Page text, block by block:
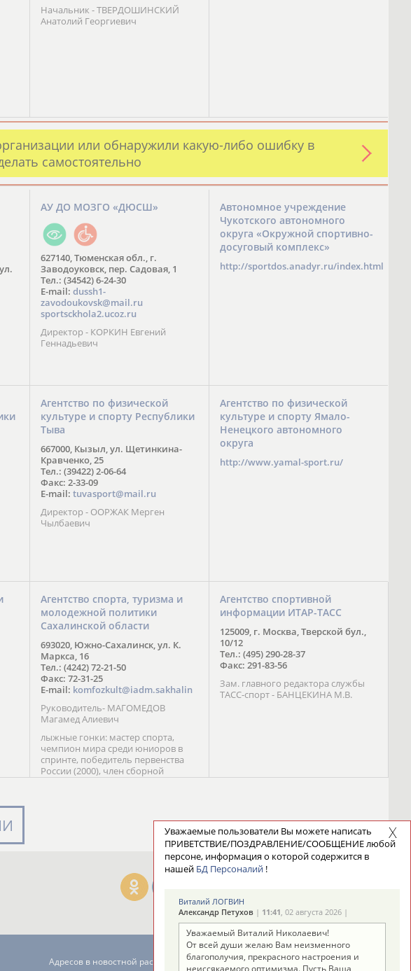
Начальник - ТВЕРДОШИНСКИЙ
Анатолий Георгиевич
или обнаружили какую-либо ошибку в
самостоятельно
АУ ДО МОЗГО «ДЮСШ»
627140, Тюменская обл., г.
Заводоуковск, пер. Садовая, 1
Тел.: (34542) 6-24-30
​E-mail: dussh1-
zavodoukovsk@mail.ru
sportsckhola2.ucoz.ru
Директор - КОРКИН Евгений
Геннадьевич
Автономное учреждение
Чукотского автономного
округа «Окружной спортивно-
досуговый комплекс»
http://sportdos.anadyr.ru/index.html
Агентство по физической
культуре и спорту Республики
Тыва
667000, Кызыл, ул. Щетинкина-
Кравченко, 25
Тел.: (39422) 2-06-64
Факс: 2-33-09
E-mail: tuvasport@mail.ru
Директор - ООРЖАК Мерген
Чылбаевич
Агентство по физической
культуре и спорту Ямало-
Ненецкого автономного
округа
http://www.yamal-sport.ru/
Агентство спорта, туризма и
молодежной политики
Сахалинской области
693020, Южно-Сахалинск, ул. К.
Маркса, 16
Тел.: (4242) 72-21-50
Факс: 72-31-25
E-mail: komfozkult@iadm.sakhalin
Руководитель- МАГОМЕДОВ
Магамед Алиевич
лыжные гонки: мастер спорта,
чемпион мира среди юниоров в
спринте, победитель первенства
России (2000), член сборной
команды России С. Новиков;
Кубка России (1999) В. Разницын;
первенств России (1999, 2000), член
юниорской сборной команды
Агентство спортивной
информации ИТАР-ТАСС
125009, г. Москва, Тверской бул.,
10/12
Тел.: (495) 290-28-37
Факс: 291-83-56
Зам. главного редактора службы
ТАСС-спорт - БАНЦЕКИНА М.В.
Адресов в новостной рассылке: 996
Уважаемые пользователи Вы можете написать
ПРИВЕТСТВИЕ/ПОЗДРАВЛЕНИЕ/СООБЩЕНИЕ любой
персоне, информация о которой содержится в
нашей БД Персоналий !
Виталий ЛОГВИН
Александр Петухов | 11:41, 02 августа 2026 |
Уважаемый Виталий Николаевич!
От всей души желаю Вам неизменного
благополучия, прекрасного настроения и
неиссякаемого оптимизма. Пусть Ваша